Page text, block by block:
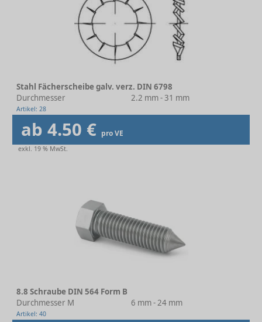
Stahl Fächerscheibe galv. verz. DIN 6798
Durchmesser
2.2 mm - 31 mm
Artikel: 28
ab 4.50 € pro VE
exkl. 19 % MwSt.
8.8 Schraube DIN 564 Form B
Durchmesser M
6 mm - 24 mm
Artikel: 40